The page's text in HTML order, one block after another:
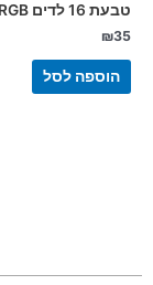
טבעת 16 לדים RGB גדולה
₪35
הוספה לסל